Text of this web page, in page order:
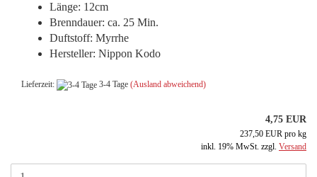
Länge: 12cm
Brenndauer: ca. 25 Min.
Duftstoff: Myrrhe
Hersteller: Nippon Kodo
Lieferzeit: 3-4 Tage (Ausland abweichend)
4,75 EUR
237,50 EUR pro kg
inkl. 19% MwSt. zzgl. Versand